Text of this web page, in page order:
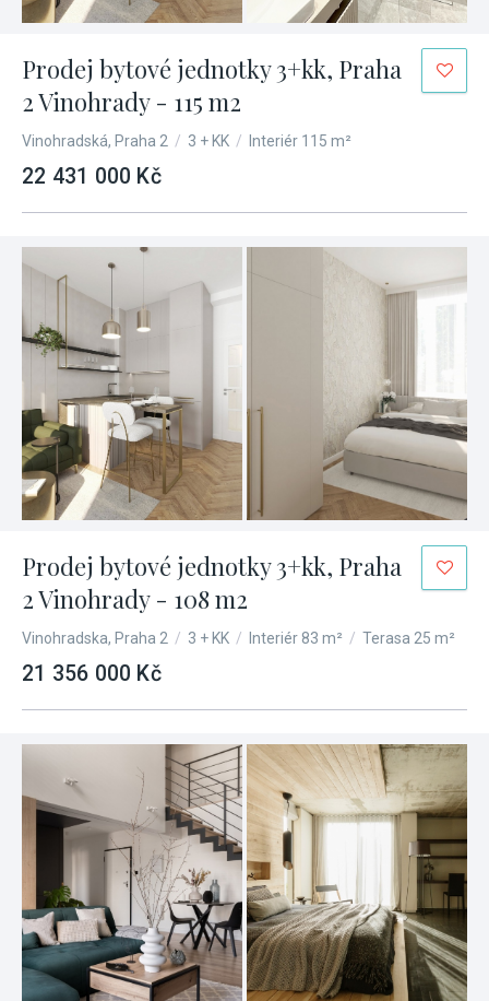
Prodej bytové jednotky 3+kk, Praha
2 Vinohrady - 115 m2
Vinohradská, Praha 2 / 3 + KK / Interiér 115 m²
22 431 000 Kč
Prodej bytové jednotky 3+kk, Praha
2 Vinohrady - 108 m2
Vinohradska, Praha 2 / 3 + KK / Interiér 83 m² / Terasa 25 m²
21 356 000 Kč